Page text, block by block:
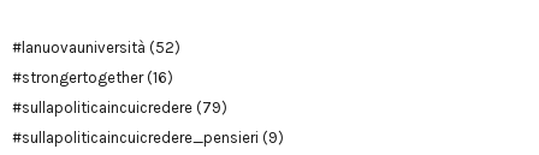
#lanuovauniversità (52)
#strongertogether(16)
#sullapoliticaincuicredere (79)
#sullapoliticaincuicredere_pensieri (9)